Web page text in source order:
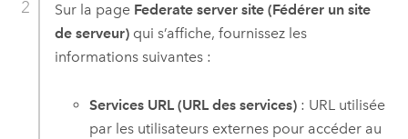
Sur la page Federate server site (Fédérer un site
de serveur)qui s’affiche, fournissez les
informations suivantes :
Services URL (URL des services) : URL utilisée
par les utilisateurs externes pour accéder au